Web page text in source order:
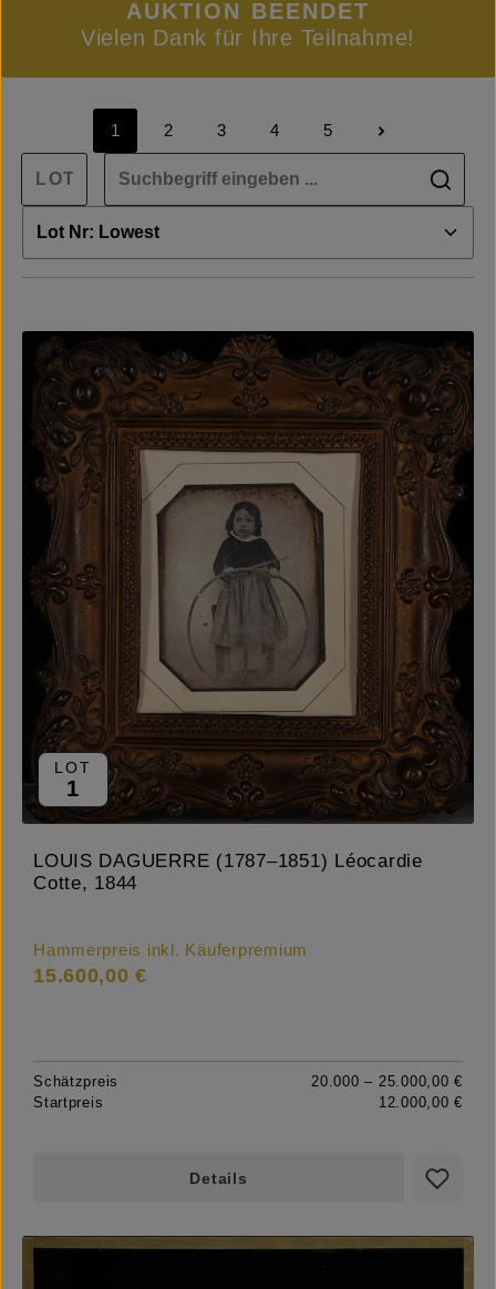
AUKTION BEENDET
Vielen Dank für Ihre Teilnahme!
Seite
1
Seite
2
Seite
3
Seite
4
Seite
5
LOT
1
LOUIS DAGUERRE (1787–1851) Léocardie
Cotte, 1844
Hammerpreis inkl. Käuferpremium
15.600,00 €
Schätzpreis
20.000 – 25.000,00 €
Startpreis
12.000,00 €
Details